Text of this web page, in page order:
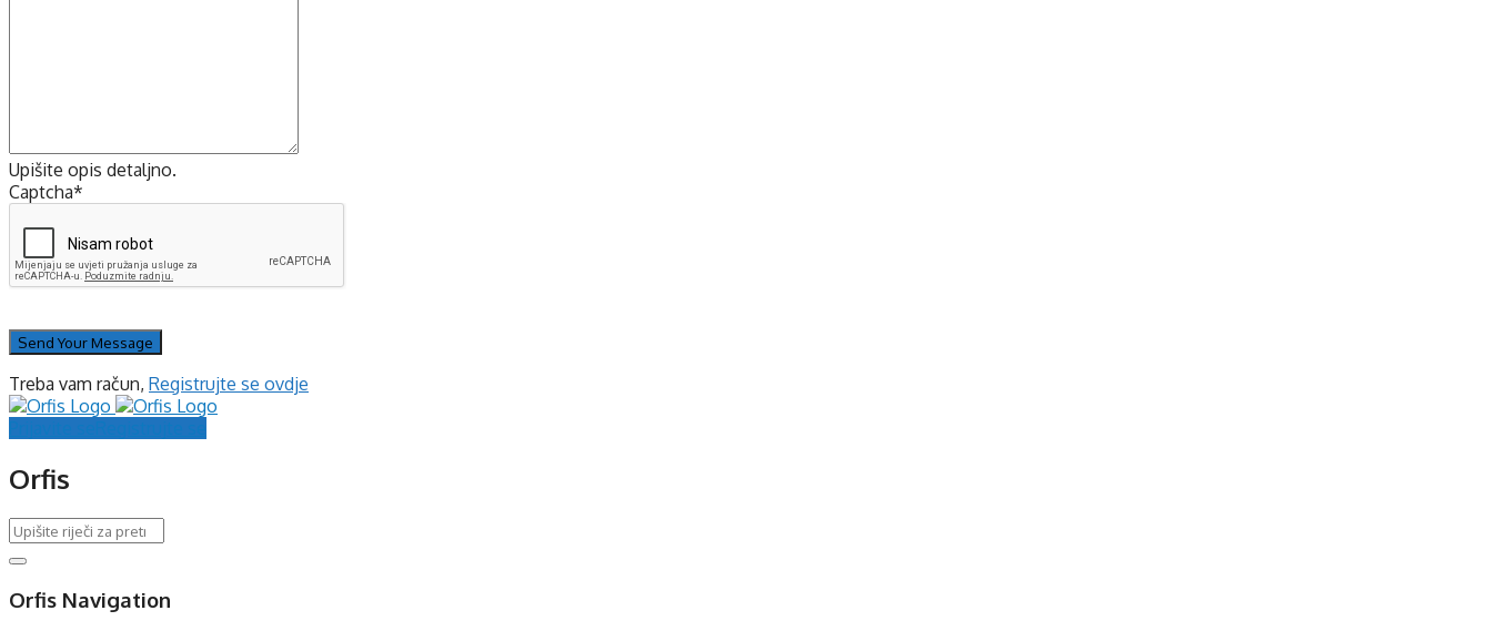
Upišite opis detaljno.
Captcha*
Treba vam račun, Registrujte se ovdje
Orfis
Orfis Navigation